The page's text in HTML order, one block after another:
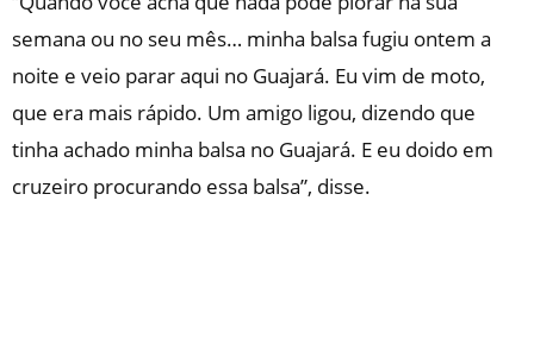
semana ou no seu mês… minha balsa fugiu ontem a
noite e veio parar aqui no Guajará. Eu vim de moto,
que era mais rápido. Um amigo ligou, dizendo que
tinha achado minha balsa no Guajará. E eu doido em
cruzeiro procurando essa balsa”, disse.